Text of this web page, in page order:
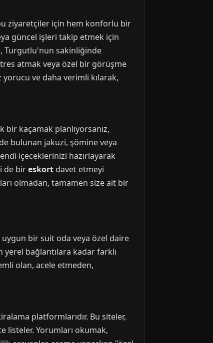
ziyaretçiler için hem konforlu bir
güncel işleri takip etmek için
Turgutlu'nun sakinliğinde
atmak veya özel bir görüşme
ve daha verimli kılarak,
bir kaçamak planlıyorsanız,
bulunan jakuzi, şömine veya
içeceklerinizi hazırlayarak
de bireskort davet etmeyi
olmadan, tamamen size ait bir
bir suit oda veya özel daire
bağlantılara kadar farklı
olan, acele etmeden,
platformlarıdır. Bu siteler,
listeler. Yorumları okumak,